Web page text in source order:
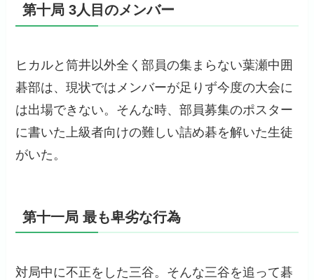
第十局 3人目のメンバー
ヒカルと筒井以外全く部員の集まらない葉瀬中囲
碁部は、現状ではメンバーが足りず今度の大会に
は出場できない。そんな時、部員募集のポスター
に書いた上級者向けの難しい詰め碁を解いた生徒
がいた。
第十一局 最も卑劣な行為
対局中に不正をした三谷。そんな三谷を追って碁